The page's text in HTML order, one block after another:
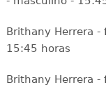
Brithany Herrera
15:45 horas
Brithany Herrera -